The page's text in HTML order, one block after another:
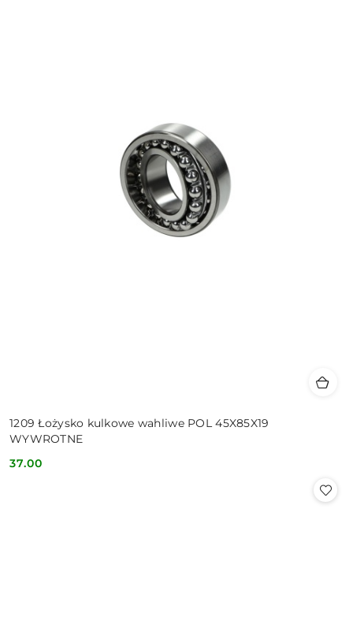
1209 Łożysko kulkowe wahliwe POL 45X85X19
WYWROTNE
Cena:
37.00